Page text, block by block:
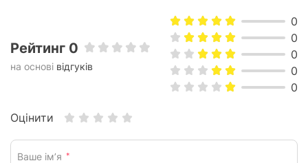
Рейтинг 0
на основі відгуків
0
0
0
0
0
Оцінити
Ваше ім’я *